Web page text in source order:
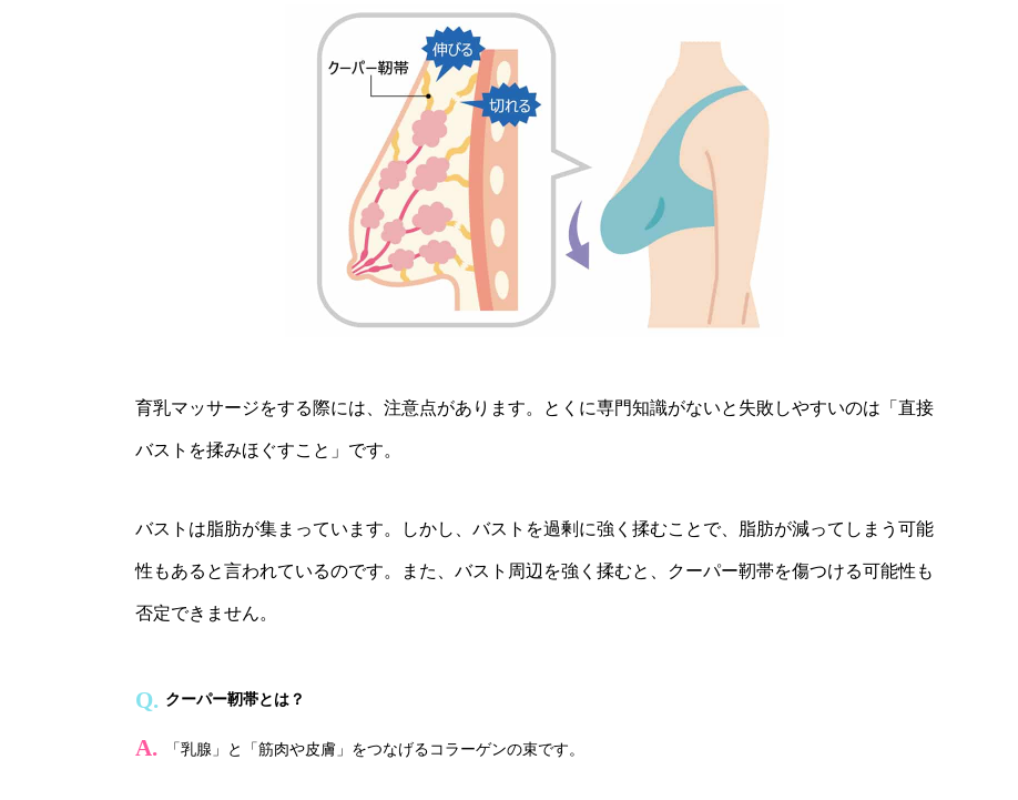
育乳マッサージをする際には、注意点があります。とくに専門知識がないと失敗しやすいのは「直接
バストを揉みほぐすこと」です。
バストは脂肪が集まっています。しかし、バストを過剰に強く揉むことで、脂肪が減ってしまう可能
性もあると言われているのです。また、バスト周辺を強く揉むと、クーパー靭帯を傷つける可能性も
否定できません。
クーパー靭帯とは？
「乳腺」と「筋肉や皮膚」をつなげるコラーゲンの束です。